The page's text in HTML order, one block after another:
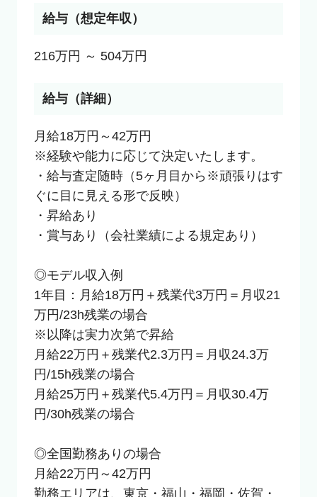
給与（想定年収）
216万円 ～ 504万円
給与（詳細）
月給18万円～42万円
※経験や能力に応じて決定いたします。
・給与査定随時（5ヶ月目から※頑張りはす
ぐに目に見える形で反映）
・昇給あり
・賞与あり（会社業績による規定あり）
◎モデル収入例
1年目：月給18万円＋残業代3万円＝月収21
万円/23h残業の場合
※以降は実力次第で昇給
月給22万円＋残業代2.3万円＝月収24.3万
円/15h残業の場合
月給25万円＋残業代5.4万円＝月収30.4万
円/30h残業の場合
◎全国勤務ありの場合
月給22万円～42万円
勤務エリアは、東京・福山・福岡・佐賀・